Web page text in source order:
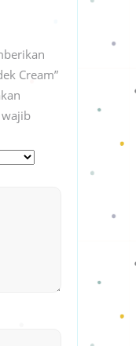
Cream”
wajib